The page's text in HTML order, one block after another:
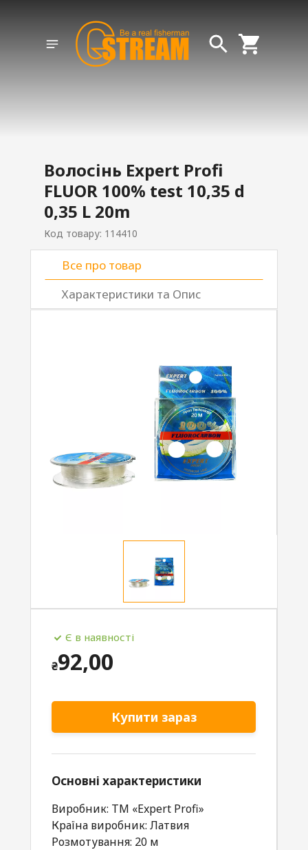
Волосінь Expert Profi
FLUOR 100% test 10,35 d
0,35 L 20m
Код товару: 114410
Все про товар
Характеристики та Опис
Є в наявності
₴92,00
Купити зараз
Основні характеристики
Виробник: ТМ «Expert Profi»
Країна виробник: Латвия
Розмотування: 20 м